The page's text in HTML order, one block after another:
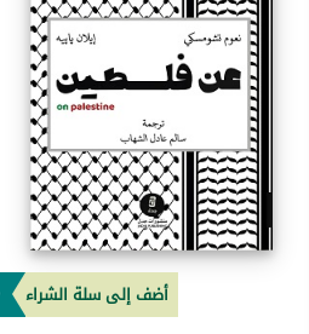
أضف إلى سلة الشراء